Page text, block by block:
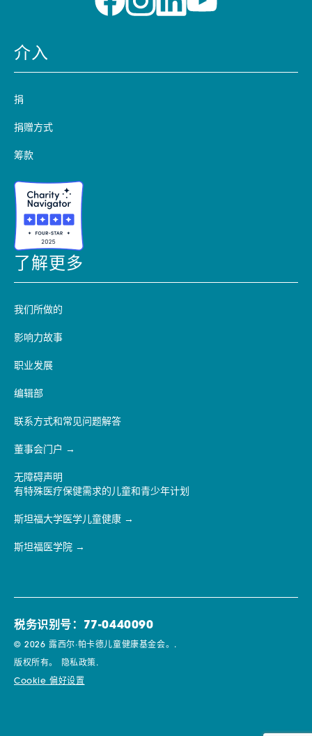
介入
捐
捐赠方式
筹款
了解更多
我们所做的
影响力故事
职业发展
编辑部
联系方式和常见问题解答
董事会门户
无障碍声明
有特殊医疗保健需求的儿童和青少年计划
斯坦福大学医学儿童健康
斯坦福医学院
税务识别号：77-0440090
© 2026 露西尔·帕卡德儿童健康基金会。.
版权所有。 隐私政策.
Cookie 偏好设置